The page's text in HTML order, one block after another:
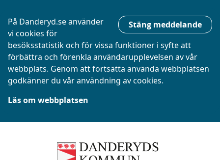
Stäng meddelande
På Danderyd.se använder
vi cookies för
besöksstatistik och för vissa funktioner i syfte att
förbättra och förenkla användarupplevelsen av vår
webbplats. Genom att fortsätta använda webbplatsen
godkänner du vår användning av cookies.
Läs om webbplatsen